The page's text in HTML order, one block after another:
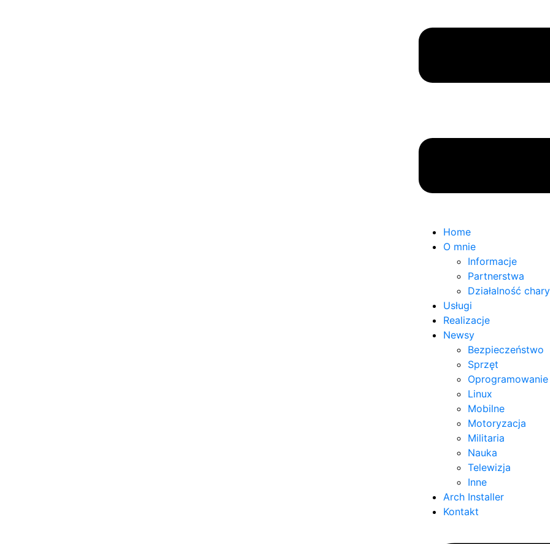
Home
O mnie
Informacje
Partnerstwa
Działalność
Usługi
Realizacje
Newsy
Bezpieczeństwo
Sprzęt
Oprogramowanie
Linux
Mobilne
Motoryzacja
Militaria
Nauka
Telewizja
Inne
Arch Installer
Kontakt